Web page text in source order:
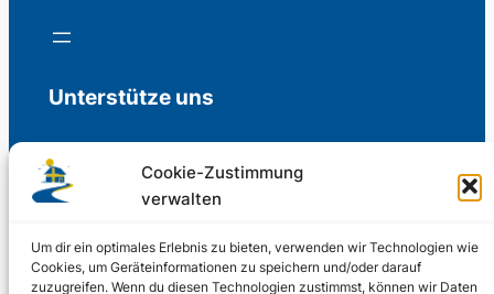
Cookie-Zustimmung
verwalten
Um dir ein optimales Erlebnis zu bieten, verwenden wir Technologien wie
Cookies, um Geräteinformationen zu speichern und/oder darauf
zuzugreifen. Wenn du diesen Technologien zustimmst, können wir Daten
Unterstütze uns
Freiwillige Spenden für die Aufrechterhaltung